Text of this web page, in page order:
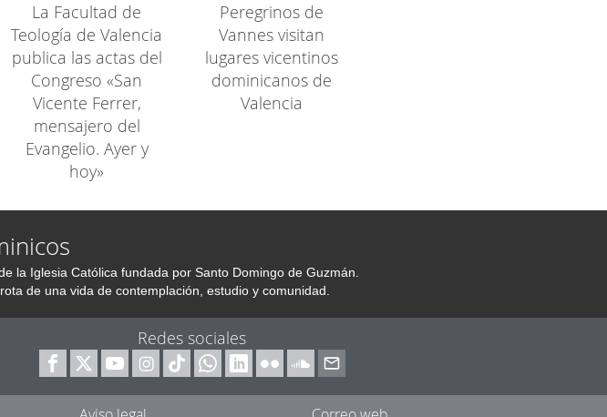
La Facultad de
Teología de Valencia
publica las actas del
Congreso «San
Vicente Ferrer,
mensajero del
Evangelio. Ayer y
hoy»
Peregrinos de
Vannes visitan
lugares vicentinos
dominicanos de
Valencia
la Iglesia Católica fundada por Santo Domingo de Guzmán.
de una vida de contemplación, estudio y comunidad.
Redes sociales